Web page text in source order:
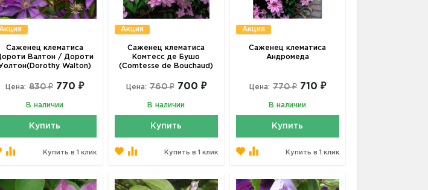
Акция
Саженец клематиса
Валтон / Дороти
Walton)
Цена: 830 ₽ 770 ₽
В наличии
Купить
Купить в 1 клик
Акция
Саженец клематиса
Комтесс де Бушо
(Comtesse de Bouchaud)
Цена: 760 ₽ 700 ₽
В наличии
Купить
Купить в 1 клик
Акция
Саженец клематиса
Андромеда
Цена: 770 ₽ 710 ₽
В наличии
Купить
Купить в 1 клик